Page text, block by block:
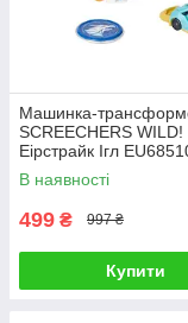
Машинка-
SCREECHERS WILD!
Еірстрайк Ігл
В наявності
499 ₴ 997 ₴
Купити